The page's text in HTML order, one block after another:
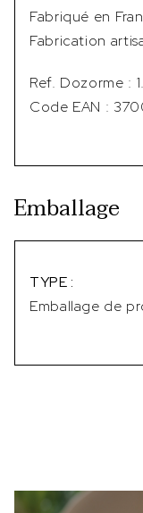
Fabriqué en
Fabrication
Ref. Dozorme :
Code EAN :
Emballage
TYPE :
Emballage de